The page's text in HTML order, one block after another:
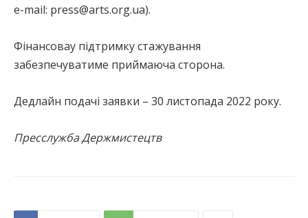
e-mail: press@arts.org.ua).
Фінансовау підтримку стажування
забезпечуватиме приймаюча сторона.
Дедлайн подачі заявки – 30 листопада 2022 року.
Пресслужба Держмистецтв